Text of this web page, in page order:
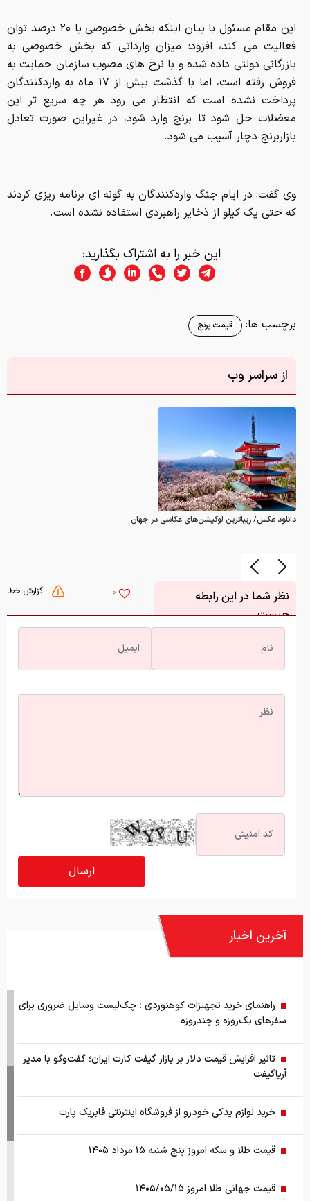
این مقام مسئول با بیان اینکه بخش خصوصی با ۲۰ درصد توان
فعالیت می کند، افزود: میزان وارداتی که بخش خصوصی به
بازرگانی دولتی داده شده و با نرخ های مصوب سازمان حمایت به
فروش رفته است، اما با گذشت بیش از ۱۷ ماه به واردکنندگان
پرداخت نشده است که انتظار می رود هر چه سریع تر این
معضلات حل شود تا برنج وارد شود، در غیراین صورت تعادل
بازاربرنج دچار آسیب می شود.
وی گفت: در ایام‌ جنگ واردکنندگان به گونه ای برنامه ریزی کردند
که حتی یک کیلو از ذخایر راهبردی استفاده نشده است.
این خبر را به اشتراک بگذارید:
برچسب ها: قیمت برنج
از سراسر وب
دانلود عکس/ زیباترین لوکیشن‌های عکاسی در جهان
گزارش خطا 0
نظر شما در این رابطه
چیست
آخرین اخبار
راهنمای خرید تجهیزات کوهنوردی ؛ چک‌لیست وسایل ضروری برای
سفرهای یک‌روزه و چندروزه
تاثیر افزایش قیمت دلار بر بازار گیفت کارت ایران؛ گفت‌وگو با مدیر
آریاگیفت
خرید لوازم یدکی خودرو از فروشگاه اینترنتی فابریک پارت
قیمت طلا و سکه امروز پنج شنبه ۱۵ مرداد ۱۴۰۵
قیمت جهانی طلا امروز ۱۴۰۵/۰۵/۱۵